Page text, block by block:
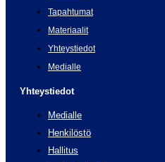
Tapahtumat
Materiaalit
Yhteystiedot
Medialle
Yhteystiedot
Medialle
Henkilöstö
Hallitus